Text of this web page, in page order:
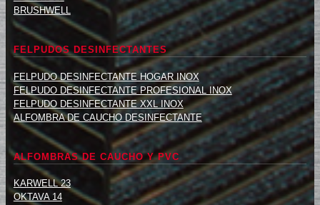
BRUSHWELL
FELPUDOS DESINFECTANTES
FELPUDO DESINFECTANTE HOGAR INOX
FELPUDO DESINFECTANTE PROFESIONAL INOX
FELPUDO DESINFECTANTE XXL INOX
ALFOMBRA DE CAUCHO DESINFECTANTE
ALFOMBRAS DE CAUCHO Y PVC
KARWELL 23
OKTAVA 14